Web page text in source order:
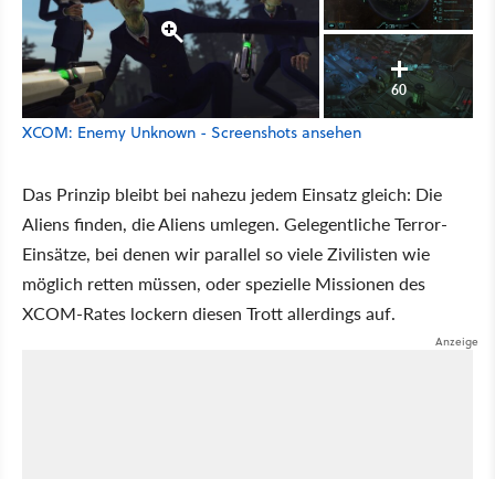
60
XCOM: Enemy Unknown - Screenshots ansehen
Das Prinzip bleibt bei nahezu jedem Einsatz gleich: Die
Aliens finden, die Aliens umlegen. Gelegentliche Terror-
Einsätze, bei denen wir parallel so viele Zivilisten wie
möglich retten müssen, oder spezielle Missionen des
XCOM-Rates lockern diesen Trott allerdings auf.